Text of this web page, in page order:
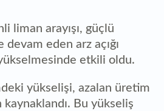
liman arayışı, güçlü
eden arz açığı
etkili oldu.
yükselişi, azalan üretim
Bu yükseliş